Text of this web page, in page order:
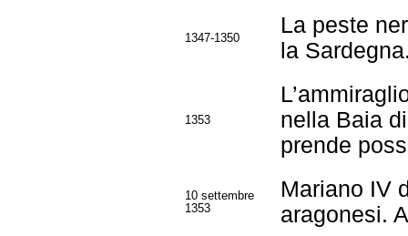
1347-1350
La peste
la
1353
nella Baia
prende
10 settembre
1353
Mariano IV
aragonesi.